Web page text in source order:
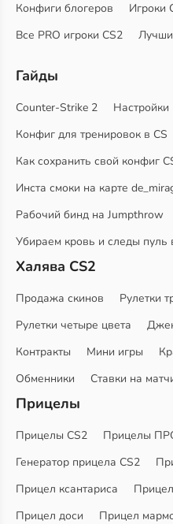
Конфиги блогеров
Игроки
Все PRO игроки CS2
Гайды
Counter-Strike 2 Настройки
Конфиг для тренировок в CS
Как сохранить свой конфиг
Инста смоки на карте
Рабочий бинд на Jumpthrow
Убираем кровь и следы пуль
Халява CS2
Продажа скинов
Рулетки
Рулетки четыре цвета
Контракты
Мини игры
Обменники
Ставки на
Прицелы
Прицелы CS2
Прицелы
Генератор прицела CS2
Прицел ксантариса
Прицел доси
Прицел